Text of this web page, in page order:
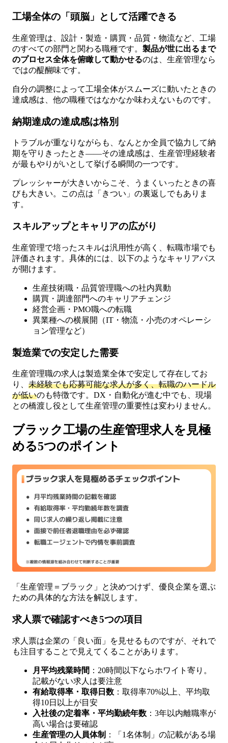
工場全体の「頭脳」として活躍できる
生産管理は、設計・製造・購買・品質・物流など、工場
のすべての部門と関わる職種です。 製品が世に出るまで
のプロセス全体を俯瞰して動かせるのは、生産管理なら
ではの醍醐味です。
自分の調整によって工場全体がスムーズに動いたときの
達成感は、他の職種ではなかなか味わえないものです。
納期達成の達成感は格別
トラブルが重なりながらも、なんとか全員で協力して納
期を守りきったとき——その達成感は、生産管理経験者
が最もやりがいとして挙げる瞬間の一つです。
プレッシャーが大きいからこそ、うまくいったときの喜
びも大きい。この点は「きつい」の裏返しでもありま
す。
スキルアップとキャリアの広がり
生産管理で培ったスキルは汎用性が高く、転職市場でも
評価されます。具体的には、以下のようなキャリアパス
が開けます。
生産技術職・品質管理職への社内異動
購買・調達部門へのキャリアチェンジ
経営企画・PMO職への転職
異業種への横展開（IT・物流・小売のオペレーシ
ョン管理など）
製造業での安定した需要
生産管理職の求人は製造業全体で安定して存在してお
り、 未経験でも応募可能な求人が多く、転職のハードル
が低いのも特徴です。DX・自動化が進む中でも、現場
との橋渡し役として生産管理の重要性は変わりません。
ブラック工場の生産管理求人を見極
める5つのポイント
「生産管理＝ブラック」と決めつけず、優良企業を選ぶ
ための具体的な方法を解説します。
求人票で確認すべき5つの項目
求人票は企業の「良い面」を見せるものですが、それで
も注目することで見えてくることがあります。
月平均残業時間 ：20時間以下ならホワイト寄り。
記載がない求人は要注意
有給取得率・取得日数 ：取得率70%以上、平均取
得10日以上が目安
入社後の定着率・平均勤続年数 ：3年以内離職率が
高い場合は要確認
生産管理の人員体制 ：「1名体制」の記載がある場